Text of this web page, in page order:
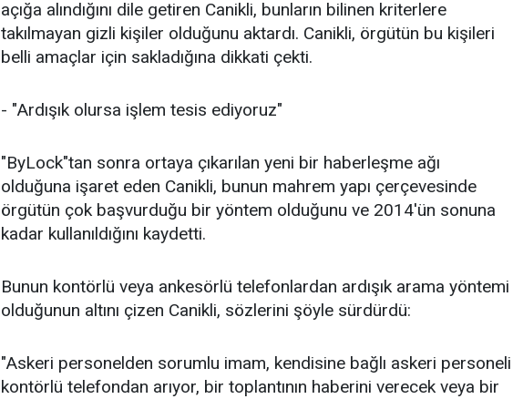
açığa alındığını dile getiren Canikli, bunların bilinen kriterlere
takılmayan gizli kişiler olduğunu aktardı. Canikli, örgütün bu kişileri
belli amaçlar için sakladığına dikkati çekti.
- "Ardışık olursa işlem tesis ediyoruz"
"ByLock"tan sonra ortaya çıkarılan yeni bir haberleşme ağı
olduğuna işaret eden Canikli, bunun mahrem yapı çerçevesinde
örgütün çok başvurduğu bir yöntem olduğunu ve 2014'ün sonuna
kadar kullanıldığını kaydetti.
Bunun kontörlü veya ankesörlü telefonlardan ardışık arama yöntemi
olduğunun altını çizen Canikli, sözlerini şöyle sürdürdü:
"Askeri personelden sorumlu imam, kendisine bağlı askeri personeli
kontörlü telefondan arıyor, bir toplantının haberini verecek veya bir